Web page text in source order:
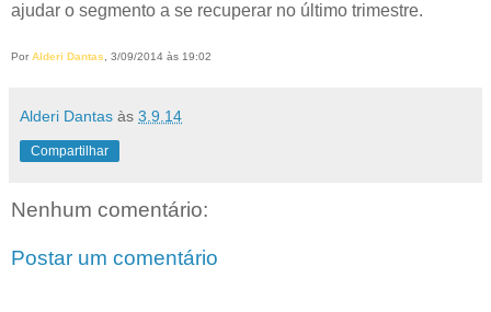
ajudar o segmento a se recuperar no último trimestre.
Por Alderi Dantas, 3/09/2014 às 19:02
Alderi Dantas às 3.9.14
Compartilhar
Nenhum comentário:
Postar um comentário